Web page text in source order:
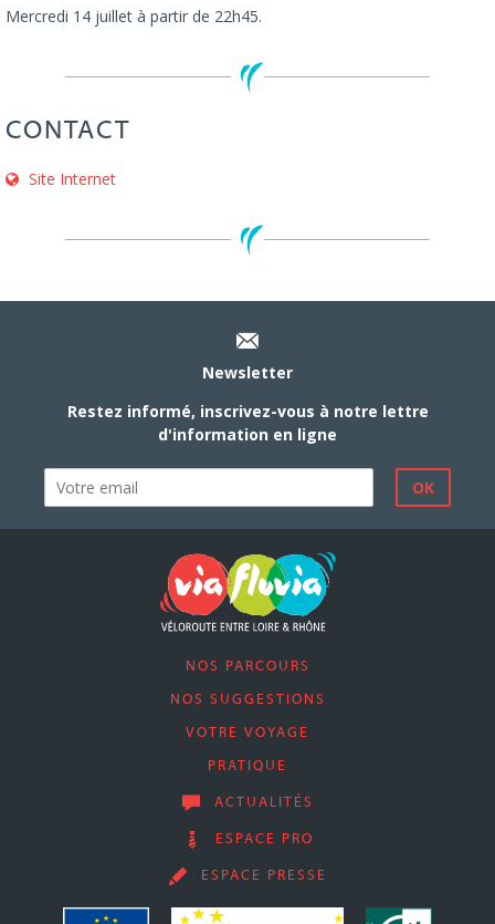
Mercredi 14 juillet à partir de 22h45.
CONTACT
Site Internet
Newsletter
Restez informé, inscrivez-vous à notre lettre
d'information en ligne
NOS PARCOURS
NOS SUGGESTIONS
VOTRE VOYAGE
PRATIQUE
ACTUALITÉS
ESPACE PRO
ESPACE PRESSE